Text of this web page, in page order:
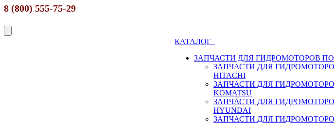
8 (800) 555-75-29
КАТАЛОГ
ЗАПЧАСТИ ДЛЯ ГИДРОМОТОРОВ
ЗАПЧАСТИ ДЛЯ
HITACHI
ЗАПЧАСТИ ДЛЯ
KOMATSU
ЗАПЧАСТИ ДЛЯ
HYUNDAI
ЗАПЧАСТИ ДЛЯ